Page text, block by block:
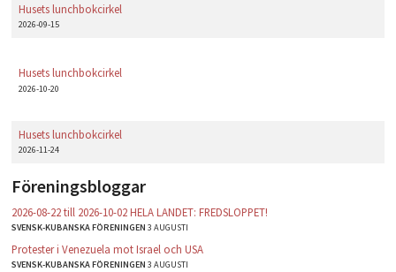
Husets lunchbokcirkel
2026-09-15
Husets lunchbokcirkel
2026-10-20
Husets lunchbokcirkel
2026-11-24
Föreningsbloggar
2026-08-22 till 2026-10-02 HELA LANDET: FREDSLOPPET!
SVENSK-KUBANSKA FÖRENINGEN3 AUGUSTI
Protester i Venezuela mot Israel och USA
SVENSK-KUBANSKA FÖRENINGEN3 AUGUSTI